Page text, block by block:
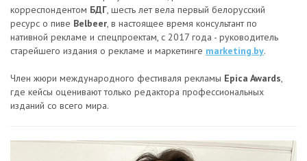
корреспондентом БДГ , шесть лет вела первый белорусский
ресурс о пиве Belbeer , в настоящее время консультант по
нативной рекламе и спецпроектам, с 2017 года - руководитель
старейшего издания о рекламе и маркетинге marketing.by.
Член жюри международного фестиваля рекламы Epica Awards
где кейсы оценивают только редактора профессиональных
изданий со всего мира.